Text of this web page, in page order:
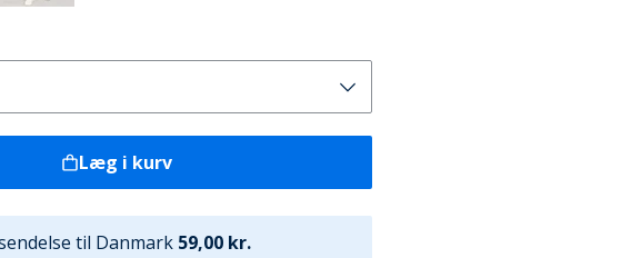
Læg i kurv
til Danmark 59,00 kr.